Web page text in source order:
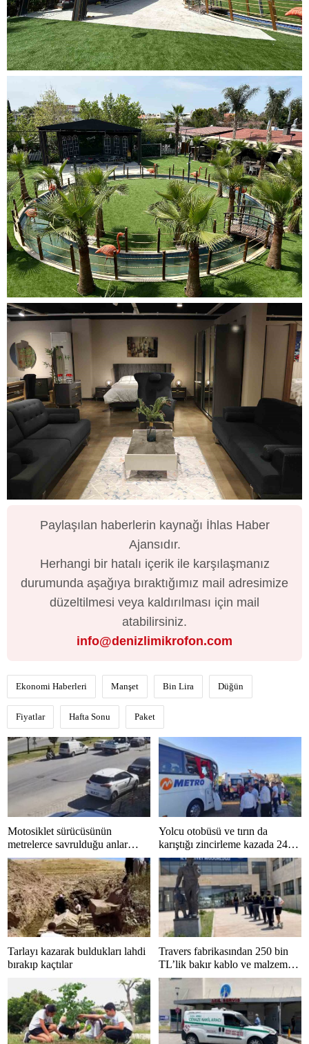
Paylaşılan haberlerin kaynağı İhlas Haber
Ajansıdır.
Herhangi bir hatalı içerik ile karşılaşmanız
durumunda aşağıya bıraktığımız mail adresimize
düzeltilmesi veya kaldırılması için mail
atabilirsiniz.
info@denizlimikrofon.com
Ekonomi Haberleri Manşet Bin Lira Düğün
Fiyatlar Hafta Sonu Paket
Motosiklet sürücüsünün
metrelerce savrulduğu anlar
güvenlik kamerasında
Yolcu otobüsü ve tırın da
karıştığı zincirleme kazada 24
kişi yaralandı
Tarlayı kazarak buldukları lahdi
bırakıp kaçtılar
Travers fabrikasından 250 bin
TL’lik bakır kablo ve malzeme
çalan 5 kişi tutuklandı